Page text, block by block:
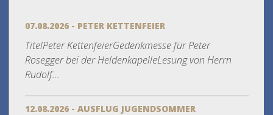
07.08.2026 - PETER KETTENFEIER
TitelPeter KettenfeierGedenkmesse für Peter
Rosegger bei der HeldenkapelleLesung von Herrn
Rudolf...
12.08.2026 - AUSFLUG JUGENDSOMMER